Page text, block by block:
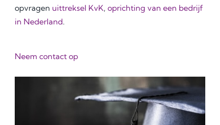
opvragen uittreksel KvK, oprichting van een bedrijf
in Nederland.
Neem contact op